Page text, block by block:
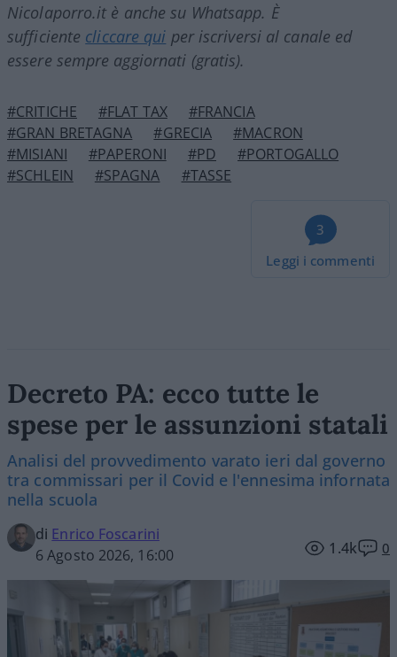
Nicolaporro.it è anche su Whatsapp. È
sufficiente cliccare qui per iscriversi al canale ed
essere sempre aggiornati (gratis).
#CRITICHE #FLAT TAX
#FRANCIA
#GRAN BRETAGNA
#GRECIA
#MACRON
#MISIANI
#PAPERONI #PD
#PORTOGALLO
#SCHLEIN
#SPAGNA #TASSE
3
Leggi i commenti
Decreto PA: ecco tutte le
spese per le assunzioni statali
Analisi del provvedimento varato ieri dal governo
tra commissari per il Covid e l'ennesima infornata
nella scuola
di Enrico Foscarini
6 Agosto 2026, 16:00
1.4k 0